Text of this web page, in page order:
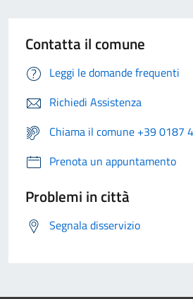
Contatta il comune
Leggi le domande frequenti
Richiedi Assistenza
Chiama il comune +39 0187
Prenota un appuntamento
Problemi in città
Segnala disservizio